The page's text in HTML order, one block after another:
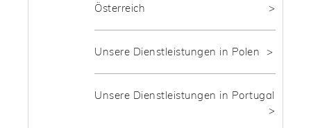
Österreich
Unsere Dienstleistungen in Polen
Unsere Dienstleistungen in Portugal